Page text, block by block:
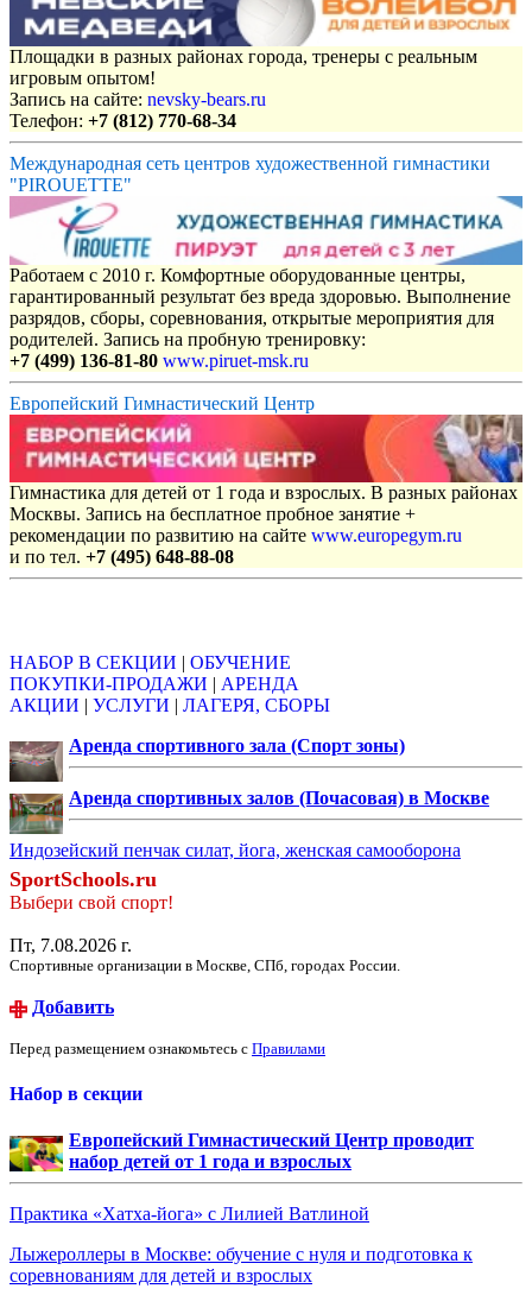
Площадки в разных районах города, тренеры с реальным
игровым опытом!
Запись на сайте: nevsky-bears.ru
Телефон: +7 (812) 770-68-34
Международная сеть центров художественной гимнастики
"PIROUETTE"
Работаем с 2010 г. Комфортные оборудованные центры,
гарантированный результат без вреда здоровью. Выполнение
разрядов, сборы, соревнования, открытые мероприятия для
родителей. Запись на пробную тренировку:
+7 (499) 136-81-80 www.piruet-msk.ru
Европейский Гимнастический Центр
Гимнастика для детей от 1 года и взрослых. В разных районах
Москвы. Запись на бесплатное пробное занятие +
рекомендации по развитию на сайте www.europegym.ru
и по тел. +7 (495) 648-88-08
НАБОР В СЕКЦИИ | ОБУЧЕНИЕ
ПОКУПКИ-ПРОДАЖИ | АРЕНДА
АКЦИИ | УСЛУГИ | ЛАГЕРЯ, СБОРЫ
Аренда спортивного зала (Спорт зоны)
Аренда спортивных залов (Почасовая) в Москве
Индозейский пенчак силат, йога, женская самооборона
SportSchools.ru
Выбери свой спорт!
Пт, 7.08.2026 г.
Спортивные организации в Москве, СПб, городах России.
Добавить
Перед размещением ознакомьтесь с Правилами
Набор в секции
Европейский Гимнастический Центр проводит
набор детей от 1 года и взрослых
Практика «Хатха-йога» с Лилией Ватлиной
Лыжероллеры в Москве: обучение с нуля и подготовка к
соревнованиям для детей и взрослых